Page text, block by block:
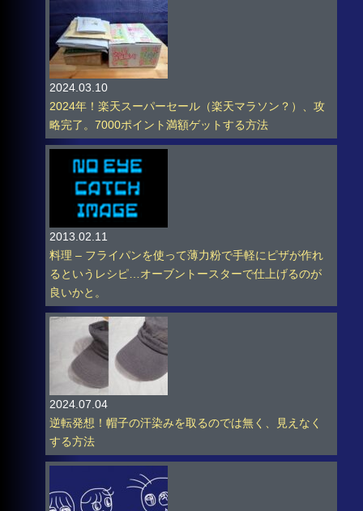
2024.03.10
2024年！楽天スーパーセール（楽天マラソン？）、攻
略完了。7000ポイント満額ゲットする方法
2013.02.11
料理 – フライパンを使って薄力粉で手軽にピザが作れ
るというレシピ…オーブントースターで仕上げるのが
良いかと。
2024.07.04
逆転発想！帽子の汗染みを取るのでは無く、見えなく
する方法